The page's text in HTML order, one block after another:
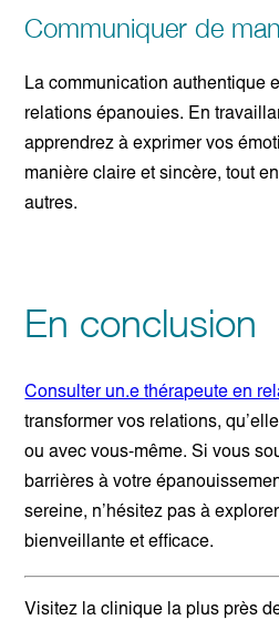
Communiquer de
La communication authentique
relations épanouies. En
apprendrez à exprimer vos
manière claire et sincère, tout
autres.
En conclusion
Consulter un.e thérapeute en
transformer vos relations,
ou avec vous-même. Si vous
barrières à votre
sereine, n’hésitez pas à
bienveillante et efficace.
Visitez la clinique la plus près